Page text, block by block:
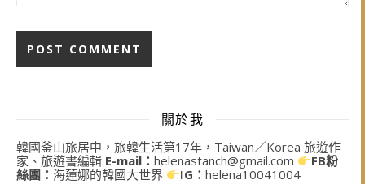
關於我
韓國釜山旅居中，旅韓生活第17年，Taiwan／Korea 旅遊作
家、旅遊書編輯 E-mail： helenastanch@gmail.com
FB粉
絲團： 海蓮娜的韓國大世界 IG：helena10041004